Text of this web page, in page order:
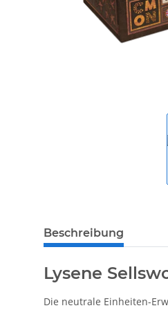
Beschreibung
Lysene
Die neutrale Einheiten-